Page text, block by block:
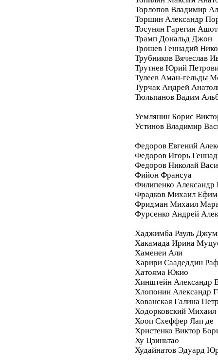
Торлопов Владимир
Торшин Александр
Тосунян Гарегин
Трамп Дональд Джон
Трошев Геннадий
Трубников Вячеслав
Трутнев Юрий
Тулеев Аман-гельды
Турчак Андрей
Тюльпанов Вадим
Уемлянин Борис
Устинов Владимир
Федоров Евгений
Федоров Игорь
Федоров Николай
Фийон Франсуа
Филипенко Александр
Фрадков Михаил
Фридман Михаил
Фурсенко Андрей
Хаджимба Рауль
Хакамада Ирина
Хаменеи Али
Харири Саадеддин
Хатояма Юкио
Хинштейн Александр
Хлопонин Александр
Хованская Галина
Ходорковский Михаил
Хооп Схеффер Яап де
Христенко Виктор
Ху Цзиньтао
Худайнатов Эдуард